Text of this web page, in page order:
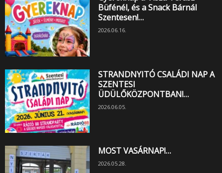
Büfénél, és a Snack Bárnál
Szentesen!…
2026.06.16.
STRANDNYITÓ CSALÁDI NAP A
SZENTESI
ÜDÜLŐKÖZPONTBAN!…
2026.06.05.
MOST VASÁRNAP!…
2026.05.28.